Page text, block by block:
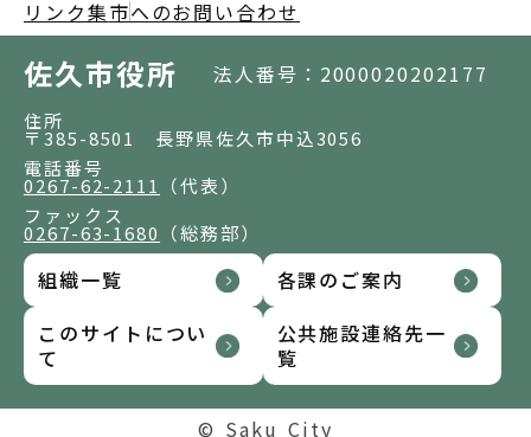
リンク集市へのお問い合わせ
佐久市役所 法人番号：2000020202177
住所
〒385-8501 長野県佐久市中込3056
電話番号
0267-62-2111
（代表）
ファックス
0267-63-1680 （総務部）
組織一覧
各課のご案内
このサイトについ
て
公共施設連絡先一
覧
© Saku City